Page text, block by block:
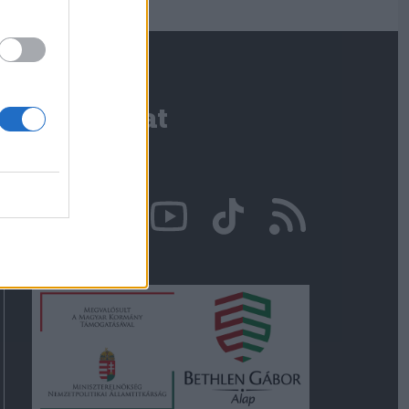
Kapcsolat